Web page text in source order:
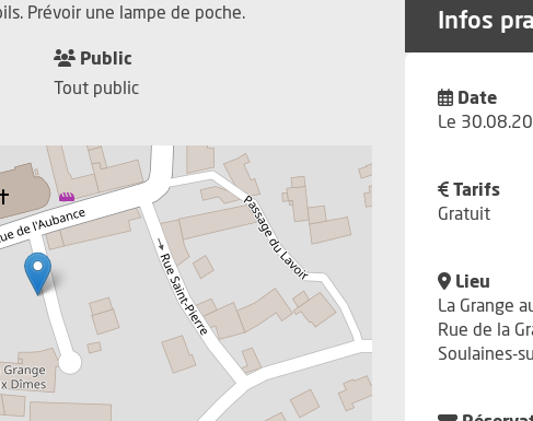
Prévoir une lampe de poche.
Public
Tout public
Infos
Date
Le
Tarifs
Gratuit
Lieu
La Grange
Rue de la
Soulaines-